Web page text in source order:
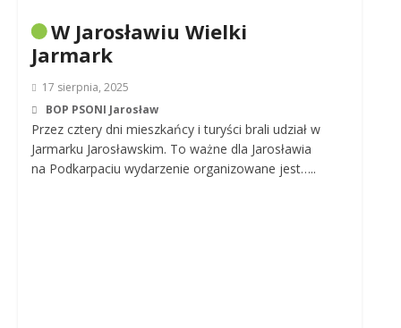
W Jarosławiu Wielki
Jarmark
17 sierpnia, 2025
BOP PSONI Jarosław
Przez cztery dni mieszkańcy i turyści brali udział w
Jarmarku Jarosławskim. To ważne dla Jarosławia
na Podkarpaciu wydarzenie organizowane jest…..